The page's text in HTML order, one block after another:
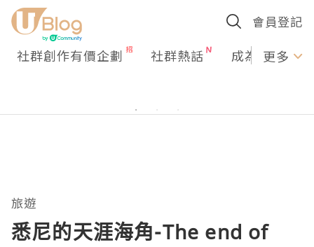
會員登記
社群創作有價企劃 社群熱話 成為U更多
旅遊
悉尼的天涯海角-The end of